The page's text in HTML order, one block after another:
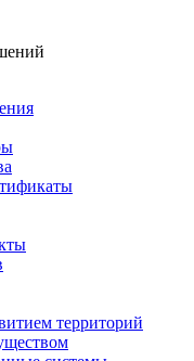
территорий